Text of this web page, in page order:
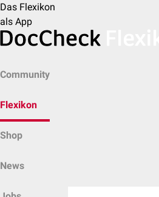
Das Flexikon
als App
Community
Flexikon
Shop
News